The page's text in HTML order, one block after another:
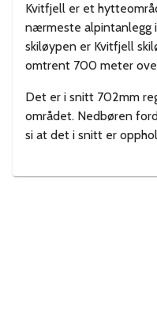
Kvitfjell er et
nærmeste alpintanlegg
skiløypen er Kvitfjell
omtrent 700 meter
Det er i snitt 702mm
området. Nedbøren
si at det i snitt er